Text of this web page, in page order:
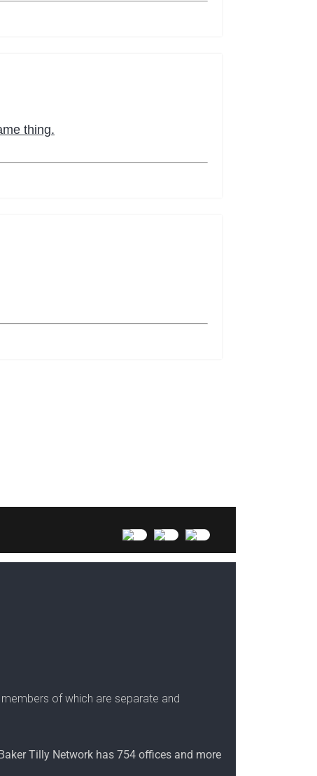
thing.
of which are separate and
Tilly Network has 754 offices and more